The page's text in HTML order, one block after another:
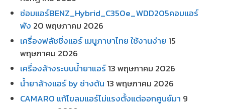
ซ่อมแอร์BENZ_Hybrid_C350e_WDD205คอมแอร์
พัง 20 พฤษภาคม 2026
เครื่องฟลัชชิ่งแอร์ เมนูภาษาไทย ใช้งานง่าย 15
พฤษภาคม 2026
เครื่องล้างระบบน้ำยาแอร์13 พฤษภาคม 2026
น้ำยาล้างแอร์ by ช่างต้น 13 พฤษภาคม 2026
CAMARO แก้ไขลมแอร์ไม่แรงตั้งแต่ออกศูนย์มา 9